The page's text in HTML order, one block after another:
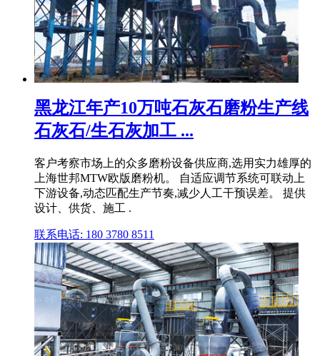
黑龙江年产10万吨石灰石磨粉生产线
石灰石/生石灰加工 ...
客户考察市场上的众多磨粉设备供应商,选用实力雄厚的
上海世邦MTW欧版磨粉机。 自适应调节系统可联动上
下游设备,动态匹配生产节奏,减少人工干预误差。 提供
设计、供货、施工 .
联系电话: 180 3780 8511